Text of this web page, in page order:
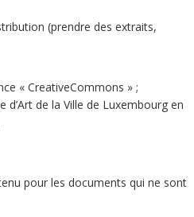
(prendre des extraits,
« CreativeCommons » ;
d’Art de la Ville de Luxembourg en
pour les documents qui ne sont